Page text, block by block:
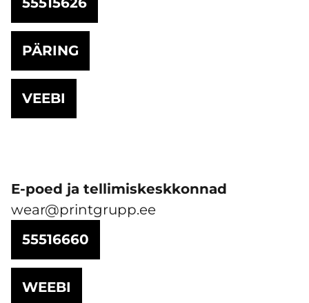
PÄRING
VEEBI
E-poed ja tellimiskeskkonnad
wear@printgrupp.ee
55516660
WEEBI